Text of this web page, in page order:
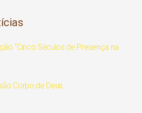
“Cinco Séculos de Presença na
Corpo de Deus